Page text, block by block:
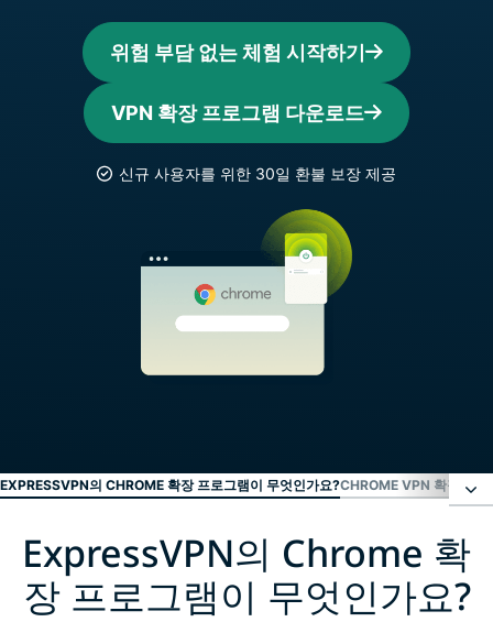
위험 부담 없는 체험 시작하기
VPN 확장 프로그램 다운로드
신규 사용자를 위한 30일 환불 보장 제공
EXPRESSVPN의 CHROME 확장 프로그램이 무엇인가요?CHROME VPN 확장 프
ExpressVPN의 Chrome 확장 프로그램이 무엇인가
요?
ExpressVPN의 Chrome 확
장 프로그램이 무엇인가요?